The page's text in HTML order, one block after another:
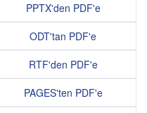
PPTX'den PDF'e
ODT'tan PDF'e
RTF'den PDF'e
PAGES'ten PDF'e